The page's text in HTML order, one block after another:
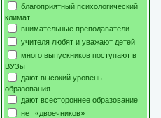
благоприятный психологический
климат
внимательные преподаватели
учителя любят и уважают детей
много выпускников поступают в
ВУЗы
дают высокий уровень
образования
дают всестороннее образование
нет «двоечников»